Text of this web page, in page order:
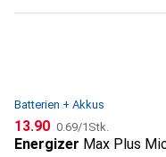
Batterien + Akkus
CHF
13.90 CHF
0.69/1Stk.
Energizer Max Plus